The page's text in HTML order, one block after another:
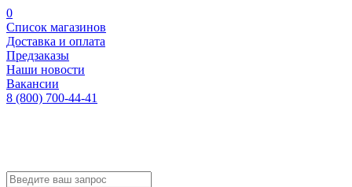
0
Список магазинов
Доставка и оплата
Предзаказы
Наши новости
Вакансии
8 (800) 700-44-41